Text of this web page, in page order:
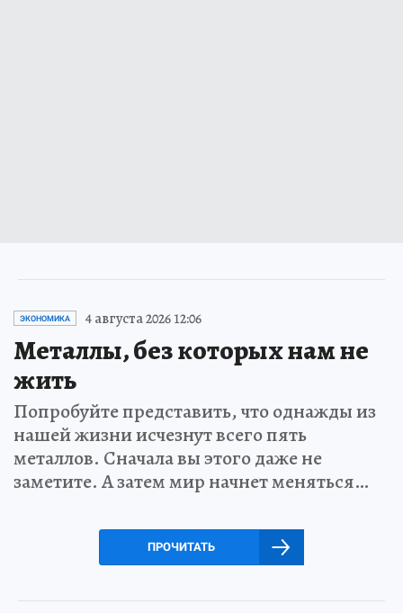
ЭКОНОМИКА 4 августа 2026 12:06
Металлы, без которых нам не
жить
Попробуйте представить, что однажды из
нашей жизни исчезнут всего пять
металлов. Сначала вы этого даже не
заметите. А затем мир начнет меняться…
ПРОЧИТАТЬ